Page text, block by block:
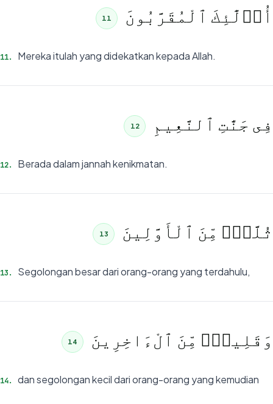
أُو۟لَٰٓئِكَ ٱلْمُقَرَّبُونَ 11
11. Mereka itulah yang didekatkan kepada Allah.
فِى جَنَّٰتِ ٱلنَّعِيمِ 12
12. Berada dalam jannah kenikmatan.
ثُلَّةٌۭ مِّنَ ٱلْأَوَّلِينَ 13
13. Segolongan besar dari orang-orang yang terdahulu,
وَقَلِيلٌۭ مِّنَ ٱلْءَاخِرِينَ 14
14. dan segolongan kecil dari orang-orang yang kemudian